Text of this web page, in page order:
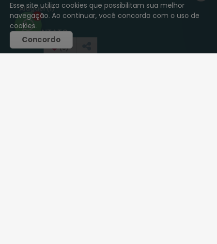
Aluguel (1)
CONTATO
1
(0)
Esse site utiliza cookies que possibilitam sua melhor
navegação. Ao continuar, você concorda com o uso de
cookies.
Concordo